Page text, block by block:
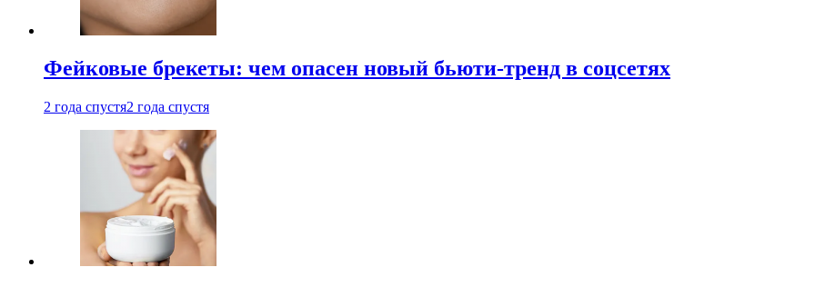
Фейковые брекеты: чем опасен новый бьюти-тренд в соцсетях
2 года спустя2 года спустя